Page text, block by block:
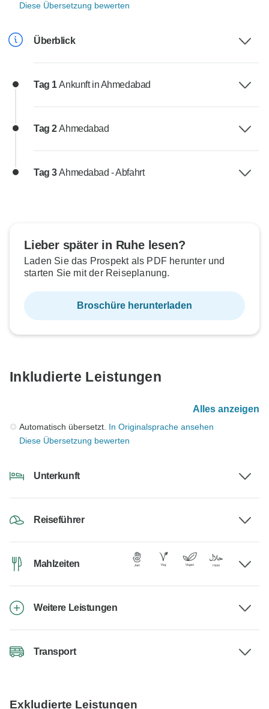
Diese Übersetzung bewerten
Überblick
Tag 1Ankunft in Ahmedabad
Tag 2Ahmedabad
Tag 3Ahmedabad - Abfahrt
Lieber später in Ruhe lesen?
Laden Sie das Prospekt als PDF herunter und
starten Sie mit der Reiseplanung.
Broschüre herunterladen
Inkludierte Leistungen
Alles anzeigen
Automatisch übersetzt. In Originalsprache ansehen
Diese Übersetzung bewerten
Unterkunft
Reiseführer
Mahlzeiten
Weitere Leistungen
Transport
Exkludierte Leistungen